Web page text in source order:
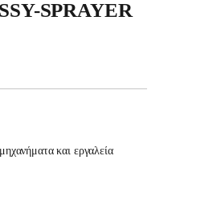
SPRAYER
και εργαλεία